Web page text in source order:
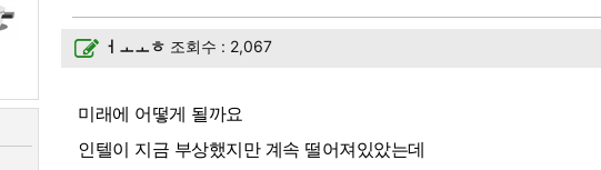
ㅓㅗㅗㅎ 조회수 : 2,067
미래에 어떻게 될까요
인텔이 지금 부상했지만 계속 떨어져있았는데